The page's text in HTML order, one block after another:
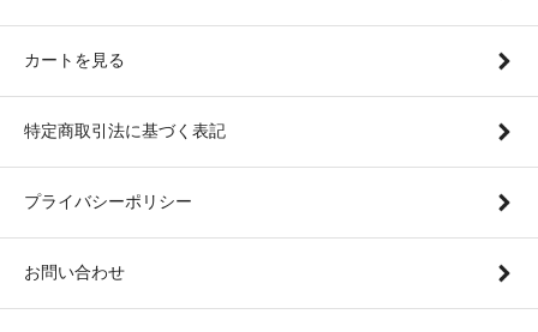
カートを見る
特定商取引法に基づく表記
プライバシーポリシー
お問い合わせ